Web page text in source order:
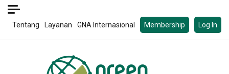
Skip
Tentang Layanan GNA Internasional Membership Log In